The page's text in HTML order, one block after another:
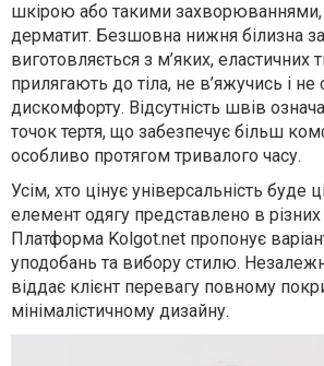
шкірою або такими
дерматит. Безшовна нижня білизна
виготовляється з м’яких, еластичних
прилягають до тіла, не в’яжучись і
дискомфорту. Відсутність швів
точок тертя, що забезпечує більш
особливо протягом тривалого часу.
Усім, хто цінує універсальність буде
елемент одягу представлено ​​в
Платформа Kolgot.net пропонує
уподобань та вибору стилю.
віддає клієнт перевагу повному
мінімалістичному дизайну.